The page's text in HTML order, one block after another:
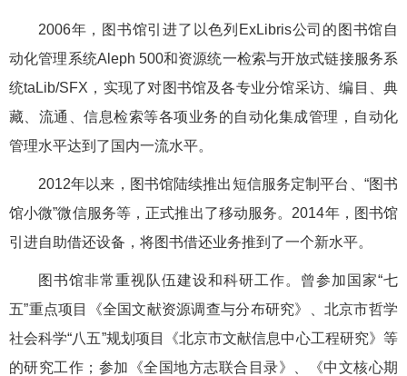
2006年，图书馆引进了以色列ExLibris公司的图书馆自
动化管理系统Aleph 500和资源统一检索与开放式链接服务系
统taLib/SFX，实现了对图书馆及各专业分馆采访、编目、典
藏、流通、信息检索等各项业务的自动化集成管理，自动化
管理水平达到了国内一流水平。
2012年以来，图书馆陆续推出短信服务定制平台、“图书
馆小微”微信服务等，正式推出了移动服务。2014年，图书馆
引进自助借还设备，将图书借还业务推到了一个新水平。
图书馆非常重视队伍建设和科研工作。曾参加国家“七
五”重点项目《全国文献资源调查与分布研究》、北京市哲学
社会科学“八五”规划项目《北京市文献信息中心工程研究》等
的研究工作；参加《全国地方志联合目录》、《中文核心期